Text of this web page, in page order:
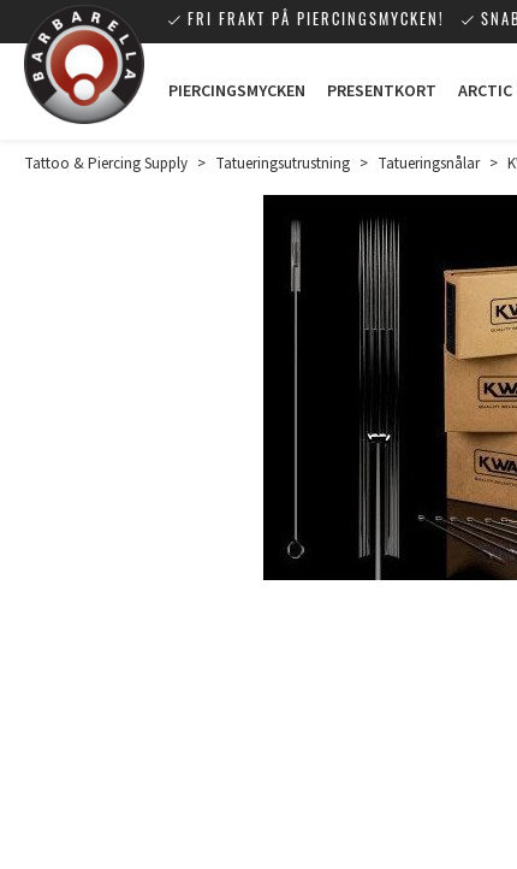
FRI FRAKT PÅ PIERCINGSMYCKEN!
PIERCINGSMYCKEN PRESENTKORT ARCTIC
Tattoo & Piercing Supply > Tatueringsutrustning > Tatueringsnålar >